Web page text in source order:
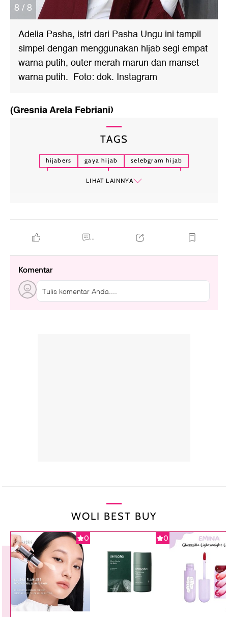
8 / 8
Adelia Pasha, istri dari Pasha Ungu ini tampil
simpel dengan menggunakan hijab segi empat
warna putih, outer merah marun dan manset
warna putih. Foto: dok. Instagram
(Gresnia Arela Febriani)
TAGS
hijabers gaya hijab
selebgram hijab
LIHAT LAINNYA
...
Komentar
Tulis komentar Anda....
WOLI BEST BUY
0 0